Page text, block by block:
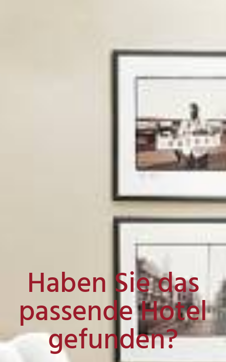
Haben Sie das
passende Hotel
gefunden?